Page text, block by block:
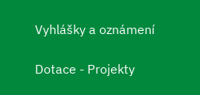
Vyhlášky a oznámení
Dotace - Projekty